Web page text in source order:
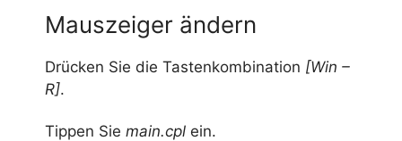
Mauszeiger ändern
Drücken Sie die Tastenkombination [Win –
R].
Tippen Sie main.cpl ein.